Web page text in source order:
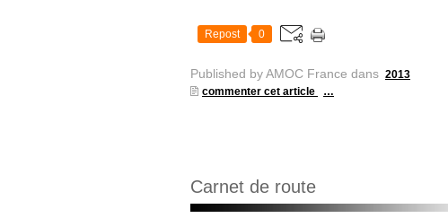
Repost 0
Published by AMOC France dans 2013
commenter cet article
…
Carnet de route